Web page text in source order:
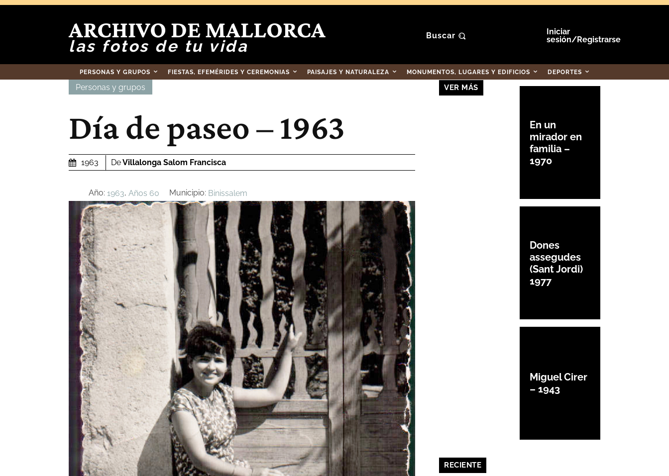
ARCHIVO DE MALLORCA
las fotos de tu vida
Buscar
Iniciar
sesión/Registrarse
PERSONAS Y GRUPOS FIESTAS, EFEMÉRIDES Y CEREMONIAS PAISAJES Y NATURALEZA MONUMENTOS, LUGARES Y EDIFICIOS DEPORTES
Personas y grupos
Día de paseo – 1963
1963 DeVillalonga Salom Francisca
Año: 1963, Años 60 Municipio: Binissalem
VER MÁS
En un
mirador en
familia –
1970
Dones
assegudes
(Sant Jordi)
1977
Miguel Cirer
– 1943
RECIENTE